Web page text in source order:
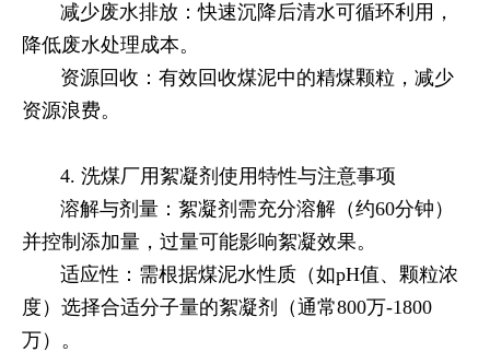
‌ 减少废水排放‌：快速沉降后清水可循环利用，
降低废水处理成本。
‌ 资源回收‌：有效回收煤泥中的精煤颗粒，减少
资源浪费。
4. ‌洗煤厂用絮凝剂使用特性与注意事项‌
‌ 溶解与剂量‌：絮凝剂需充分溶解（约60分钟）
并控制添加量，过量可能影响絮凝效果。
‌ 适应性‌：需根据煤泥水性质（如pH值、颗粒浓
度）选择合适分子量的絮凝剂（通常800万-1800
万）。